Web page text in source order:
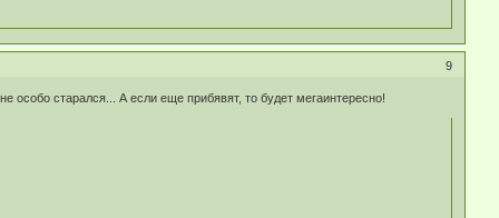
9
особо старался... А если еще прибявят, то будет мегаинтересно!